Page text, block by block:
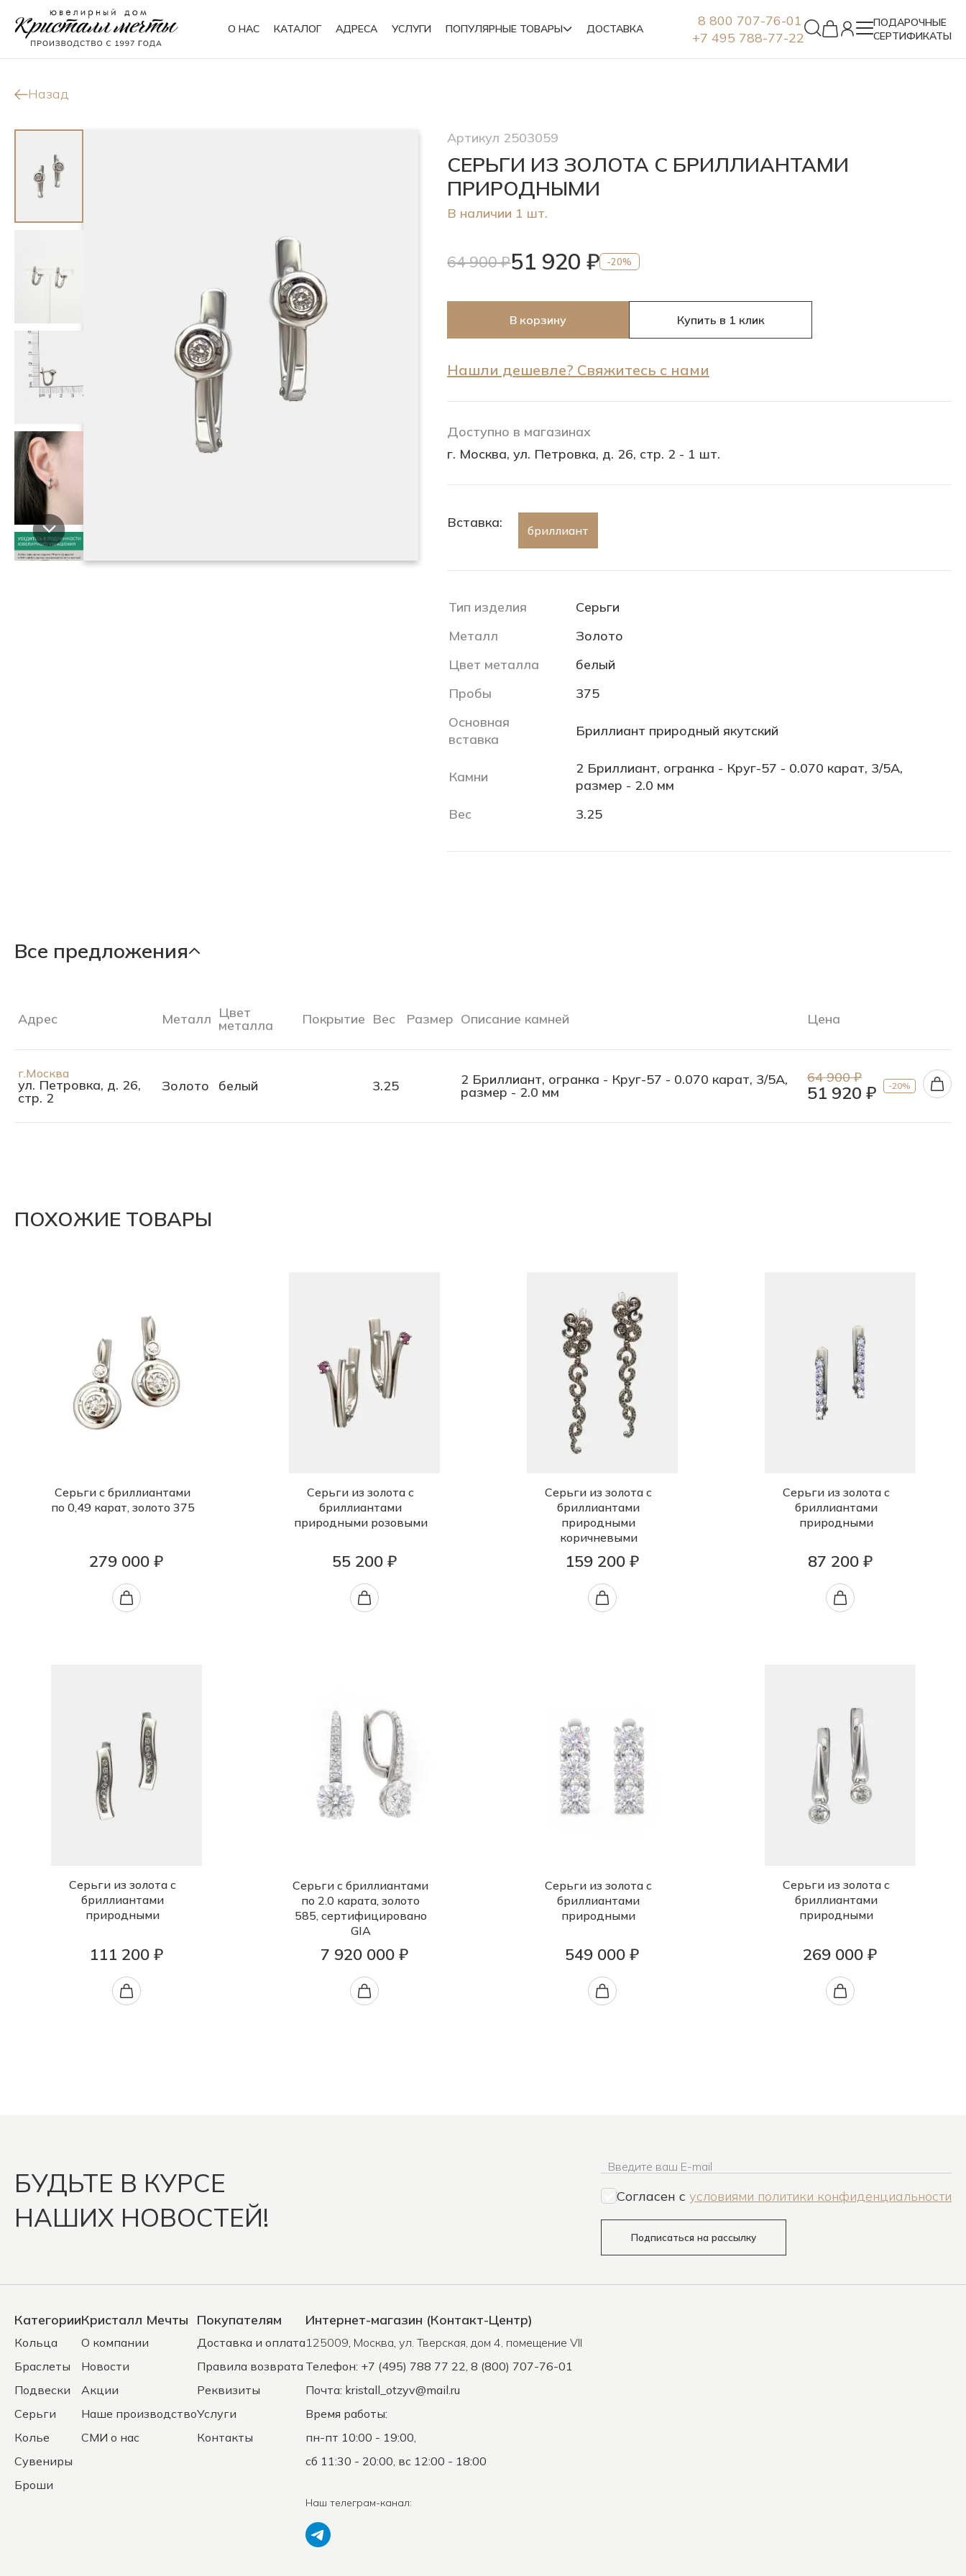
О НАС КАТАЛОГ АДРЕСА УСЛУГИ ПОПУЛЯРНЫЕ ТОВАРЫ ДОСТАВКА
8 800 707-76-01
+7 495 788-77-22
ПОДАРОЧНЫЕ
СЕРТИФИКАТЫ
Кольца
Броши
Назад
Артикул 2503059
СЕРЬГИ ИЗ ЗОЛОТА С БРИЛЛИАНТАМИ
ПРИРОДНЫМИ
В наличии 1 шт.
64 900 ₽51 920 ₽ -20%
В корзину Купить в 1 клик
Нашли дешевле? Свяжитесь с нами
Доступно в магазинах
г. Москва, ул. Петровка, д. 26, стр. 2 - 1 шт.
Вставка: бриллиант
Тип изделия
Серьги
Металл
Золото
Цвет металла
белый
Пробы
375
Основная
вставка
Бриллиант природный якутский
Камни
2 Бриллиант, огранка - Круг-57 - 0.070 карат, 3/5А,
размер - 2.0 мм
Вес
3.25
Все предложения
Адрес Металл Цвет
металла Покрытие Вес Размер Описание камней Цена
г.Москва
ул. Петровка, д. 26,
стр. 2
Золото белый 3.25 2 Бриллиант, огранка - Круг-57 - 0.070 карат, 3/5А,
размер - 2.0 мм
64 900 ₽
51 920 ₽ -20%
ПОХОЖИЕ ТОВАРЫ
Серьги с бриллиантами
по 0,49 карат, золото 375
279 000 ₽
Серьги из золота с
бриллиантами
природными розовыми
55 200 ₽
Серьги из золота с
бриллиантами
природными
коричневыми
159 200 ₽
Серьги из золота с
бриллиантами
природными
87 200 ₽
Серьги из золота с
бриллиантами
природными
111 200 ₽
Серьги с бриллиантами
по 2.0 карата, золото
585, сертифицировано
GIA
7 920 000 ₽
Серьги из золота с
бриллиантами
природными
549 000 ₽
Серьги из золота с
бриллиантами
природными
269 000 ₽
БУДЬТЕ В КУРСЕ
НАШИХ НОВОСТЕЙ!
Введите ваш E-mail
Согласен c условиями политики конфиденциальности
Подписаться на рассылку
Категории
Кольца
Браслеты
Подвески
Серьги
Колье
Сувениры
Броши
Кристалл Мечты
О компании
Новости
Акции
Наше производство
СМИ о нас
Покупателям
Доставка и оплата
Правила возврата
Реквизиты
Услуги
Контакты
Интернет-магазин (Контакт-Центр)
125009, Москва, ул. Тверская, дом 4, помещение VII
Телефон: +7 (495) 788 77 22, 8 (800) 707-76-01
Почта: kristall_otzyv@mail.ru
Время работы:
пн-пт 10:00 - 19:00,
сб 11:30 - 20:00, вс 12:00 - 18:00
Наш телеграм-канал: